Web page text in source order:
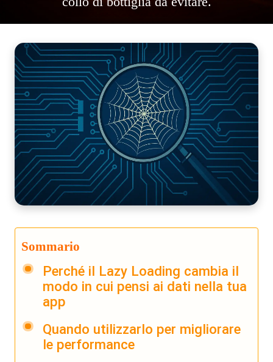
Sommario
Perché il Lazy Loading cambia il
modo in cui pensi ai dati nella tua
app
Quando utilizzarlo per migliorare
le performance